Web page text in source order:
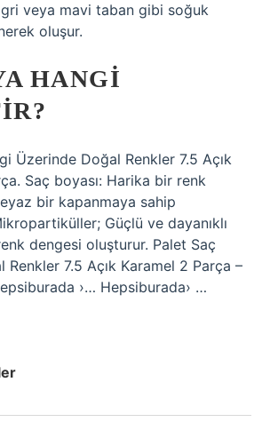
veya mavi taban gibi soğuk
oluşur.
HANGI
Üzerinde Doğal Renkler 7.5 Açık
Saç boyası: Harika bir renk
bir kapanmaya sahip
Güçlü ve dayanıklı
dengesi oluşturur. Palet Saç
Renkler 7.5 Açık Karamel 2 Parça –
›… Hepsiburada› …